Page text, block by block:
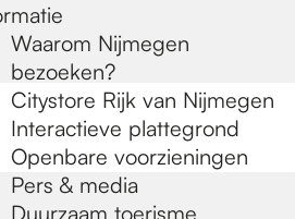
Waarom Nijmegen
bezoeken?
Citystore Rijk van Nijmegen
Interactieve plattegrond
Openbare voorzieningen
Pers & media
Duurzaam toerisme